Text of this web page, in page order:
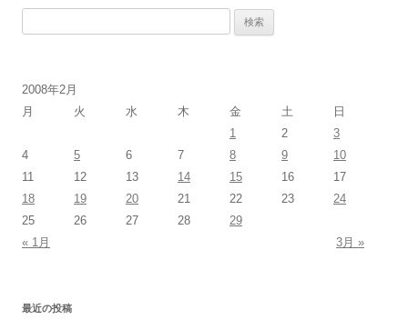
2008年2月
月
火 水 木 金 土
日
1
2
3
4
5 6 7 8 9
10
11
12 13 14 15 16
17
18
19 20 21 22 23
24
25
26 27 28
29
« 1月
3月 »
最近の投稿